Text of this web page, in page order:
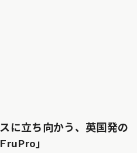
に立ち向かう、英国発の
」